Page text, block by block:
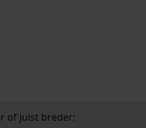
of juist breder: